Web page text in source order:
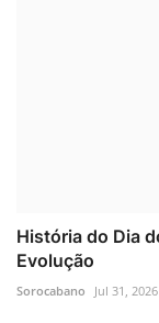
História do Dia
Evolução
Sorocabano Jul 31, 2026